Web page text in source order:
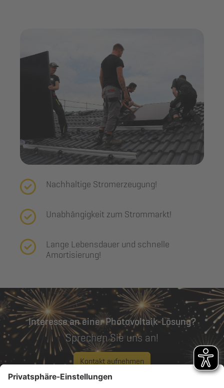
Nachhaltige Stromerzeugung!
Unabhängigkeit zum Strommarkt!
Lange Lebensdauer und schnelle
Amortisierung!
Interesse an einer Photovoltaik-Lösung?
Sprechen Sie uns an!
Kontakt aufnehmen